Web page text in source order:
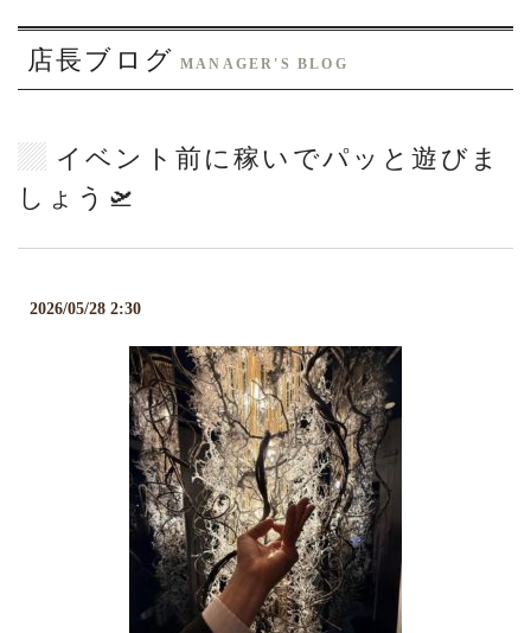
店長ブログ MANAGER'S BLOG
イベント前に稼いでパッと遊びま
しょう🛫
2026/05/28 2:30